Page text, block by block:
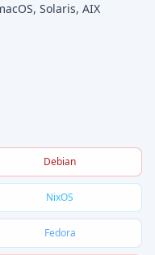
Solaris, AIX
Debian
NixOS
Fedora